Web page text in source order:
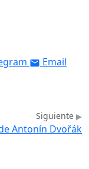
Email
Siguiente
Antonín Dvořák